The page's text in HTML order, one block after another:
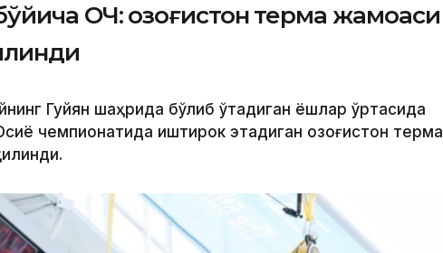
ОЧ: Қозоғистон терма жамоаси
Гуйян шаҳрида бўлиб ўтадиган ёшлар ўртасида
чемпионатида иштирок этадиган Қозоғистон терма